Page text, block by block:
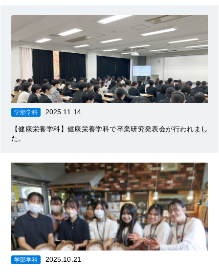
学部学科 2025.11.14
【健康栄養学科】健康栄養学科で卒業研究発表会が行われまし
た。
学部学科 2025.10.21